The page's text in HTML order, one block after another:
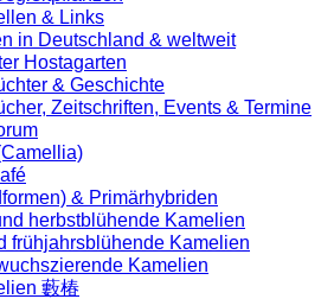
& Links
in Deutschland & weltweit
Hostagarten
& Geschichte
Zeitschriften, Events & Termine
& Primärhybriden
herbstblühende Kamelien
frühjahrsblühende Kamelien
Kamelien
藪椿